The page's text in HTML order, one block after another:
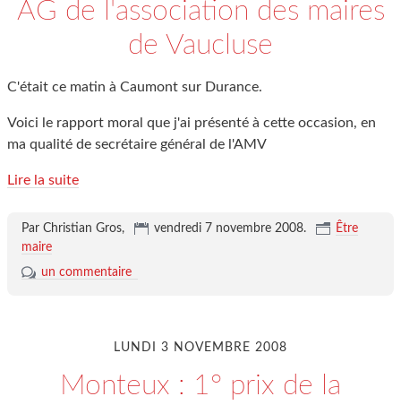
AG de l'association des maires
de Vaucluse
C'était ce matin à Caumont sur Durance.
Voici le rapport moral que j'ai présenté à cette occasion, en
ma qualité de secrétaire général de l'AMV
Lire la suite
Par Christian Gros, vendredi 7 novembre 2008.
Être
maire
un commentaire
LUNDI 3 NOVEMBRE 2008
Monteux : 1° prix de la